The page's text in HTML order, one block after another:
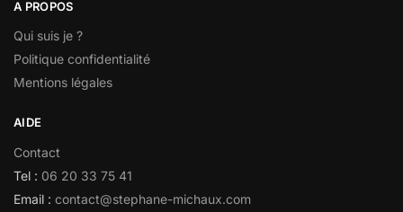
A PROPOS
Qui suis je ?
Politique confidentialité
Mentions légales
AIDE
Contact
Tel : 06 20 33 75 41
Email : contact@stephane-michaux.com